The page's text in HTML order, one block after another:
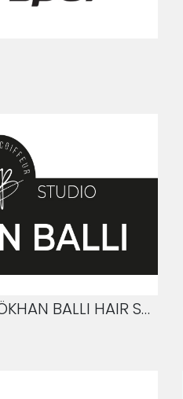
GÜZELLİK MERKEZİ / GÖKHAN BALLI HAIR SALON